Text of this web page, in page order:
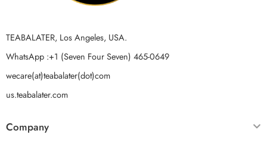
TEABALATER, Los Angeles, USA.
WhatsApp :+1 (Seven Four Seven) 465-0649
wecare(at)teabalater(dot)com
us.teabalater.com
Company